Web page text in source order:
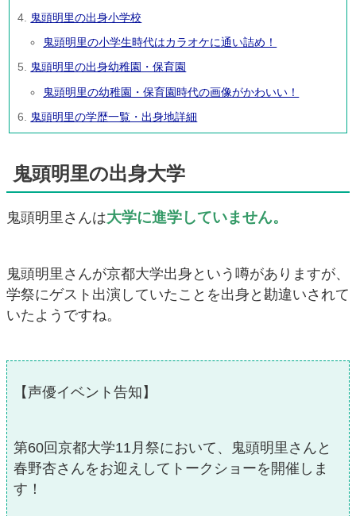
鬼頭明里の出身小学校
鬼頭明里の小学生時代はカラオケに通い詰め！
鬼頭明里の出身幼稚園・保育園
鬼頭明里の幼稚園・保育園時代の画像がかわいい！
鬼頭明里の学歴一覧・出身地詳細
鬼頭明里の出身大学
鬼頭明里さんは大学に進学していません。
鬼頭明里さんが京都大学出身という噂がありますが、
学祭にゲスト出演していたことを出身と勘違いされて
いたようですね。
【声優イベント告知】
第60回京都大学11月祭において、鬼頭明里さんと
春野杏さんをお迎えしてトークショーを開催しま
す！